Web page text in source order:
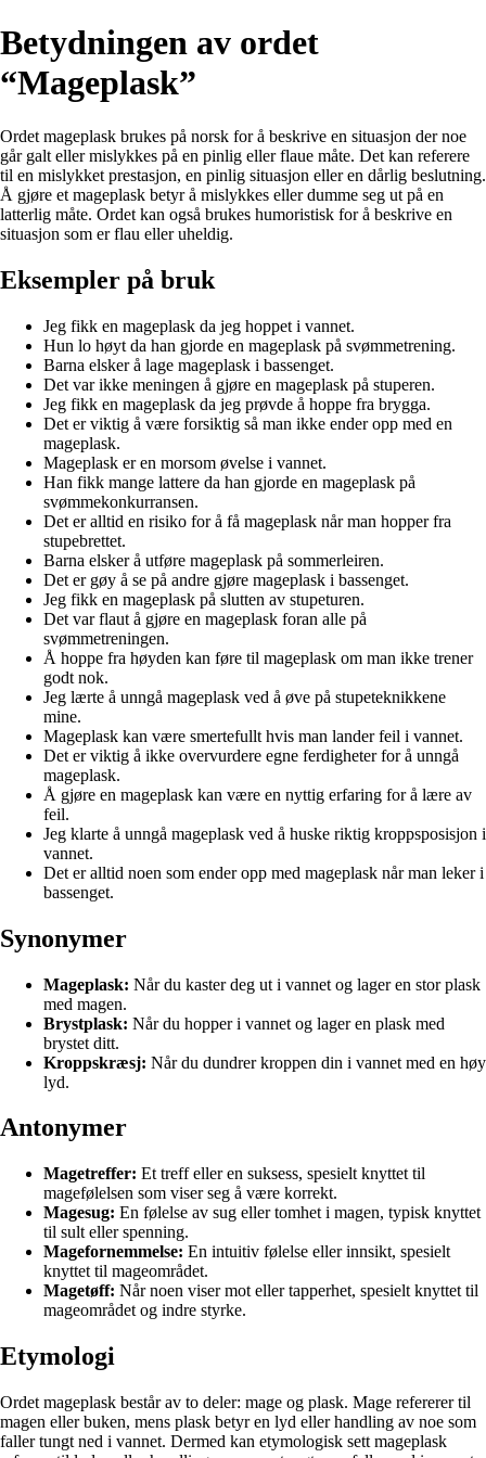
Betydningen av ordet
“Mageplask”
Ordet mageplask brukes på norsk for å beskrive en situasjon der noe
går galt eller mislykkes på en pinlig eller flaue måte. Det kan referere
til en mislykket prestasjon, en pinlig situasjon eller en dårlig beslutning.
Å gjøre et mageplask betyr å mislykkes eller dumme seg ut på en
latterlig måte. Ordet kan også brukes humoristisk for å beskrive en
situasjon som er flau eller uheldig.
Eksempler på bruk
Jeg fikk en mageplask da jeg hoppet i vannet.
Hun lo høyt da han gjorde en mageplask på svømmetrening.
Barna elsker å lage mageplask i bassenget.
Det var ikke meningen å gjøre en mageplask på stuperen.
Jeg fikk en mageplask da jeg prøvde å hoppe fra brygga.
Det er viktig å være forsiktig så man ikke ender opp med en
mageplask.
Mageplask er en morsom øvelse i vannet.
Han fikk mange lattere da han gjorde en mageplask på
svømmekonkurransen.
Det er alltid en risiko for å få mageplask når man hopper fra
stupebrettet.
Barna elsker å utføre mageplask på sommerleiren.
Det er gøy å se på andre gjøre mageplask i bassenget.
Jeg fikk en mageplask på slutten av stupeturen.
Det var flaut å gjøre en mageplask foran alle på
svømmetreningen.
Å hoppe fra høyden kan føre til mageplask om man ikke trener
godt nok.
Jeg lærte å unngå mageplask ved å øve på stupeteknikkene
mine.
Mageplask kan være smertefullt hvis man lander feil i vannet.
Det er viktig å ikke overvurdere egne ferdigheter for å unngå
mageplask.
Å gjøre en mageplask kan være en nyttig erfaring for å lære av
feil.
Jeg klarte å unngå mageplask ved å huske riktig kroppsposisjon i
vannet.
Det er alltid noen som ender opp med mageplask når man leker i
bassenget.
Synonymer
Mageplask: Når du kaster deg ut i vannet og lager en stor plask
med magen.
Brystplask: Når du hopper i vannet og lager en plask med
brystet ditt.
Kroppskræsj: Når du dundrer kroppen din i vannet med en høy
lyd.
Antonymer
Magetreffer: Et treff eller en suksess, spesielt knyttet til
magefølelsen som viser seg å være korrekt.
Magesug: En følelse av sug eller tomhet i magen, typisk knyttet
til sult eller spenning.
Magefornemmelse: En intuitiv følelse eller innsikt, spesielt
knyttet til mageområdet.
Magetøff: Når noen viser mot eller tapperhet, spesielt knyttet til
mageområdet og indre styrke.
Etymologi
Ordet mageplask består av to deler: mage og plask. Mage refererer til
magen eller buken, mens plask betyr en lyd eller handling av noe som
faller tungt ned i vannet. Dermed kan etymologisk sett mageplask